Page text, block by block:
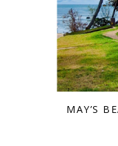
MAY’S